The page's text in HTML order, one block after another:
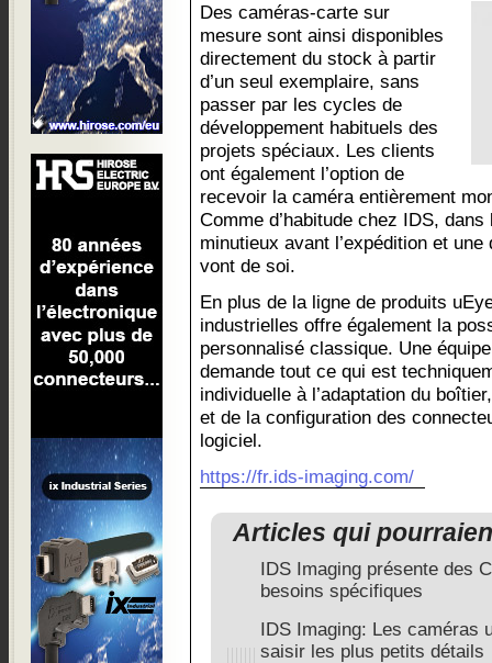
Des caméras-carte sur
mesure sont ainsi disponibles
directement du stock à partir
d’un seul exemplaire, sans
passer par les cycles de
développement habituels des
projets spéciaux. Les clients
ont également l’option de
recevoir la caméra entièrement
Comme d’habitude chez IDS,
minutieux avant l’expédition et
vont de soi.
En plus de la ligne de produits
industrielles offre également la
personnalisé classique. Une
demande tout ce qui est
individuelle à l’adaptation du
et de la configuration des
logiciel.
https://fr.ids-imaging.com/
Articles qui
IDS Imaging présente des
besoins spécifiques
IDS Imaging: Les caméras
saisir les plus petits détails